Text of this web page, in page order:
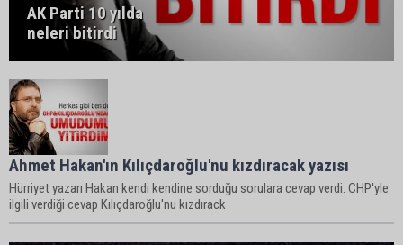
AK Parti 10 yılda
neleri bitirdi
Ahmet Hakan'ın Kılıçdaroğlu'nu kızdıracak yazısı
Hürriyet yazarı Hakan kendi kendine sorduğu sorulara cevap verdi. CHP'yle
ilgili verdiği cevap Kılıçdaroğlu'nu kızdırack